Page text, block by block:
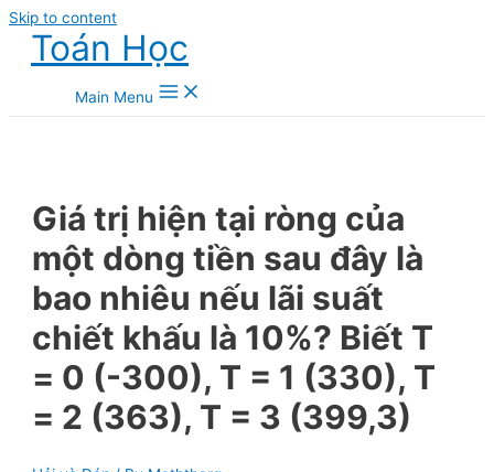
Skip to content
Toán Học
Main Menu
Giá trị hiện tại ròng của
một dòng tiền sau đây là
bao nhiêu nếu lãi suất
chiết khấu là 10%? Biết T
= 0 (-300), T = 1 (330), T
= 2 (363), T = 3 (399,3)